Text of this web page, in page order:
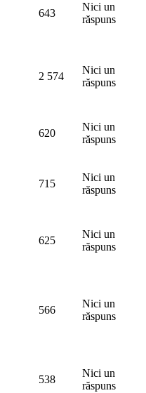
643
Nici un
răspuns
2 574
Nici un
răspuns
620
Nici un
răspuns
715
Nici un
răspuns
625
Nici un
răspuns
566
Nici un
răspuns
538
Nici un
răspuns